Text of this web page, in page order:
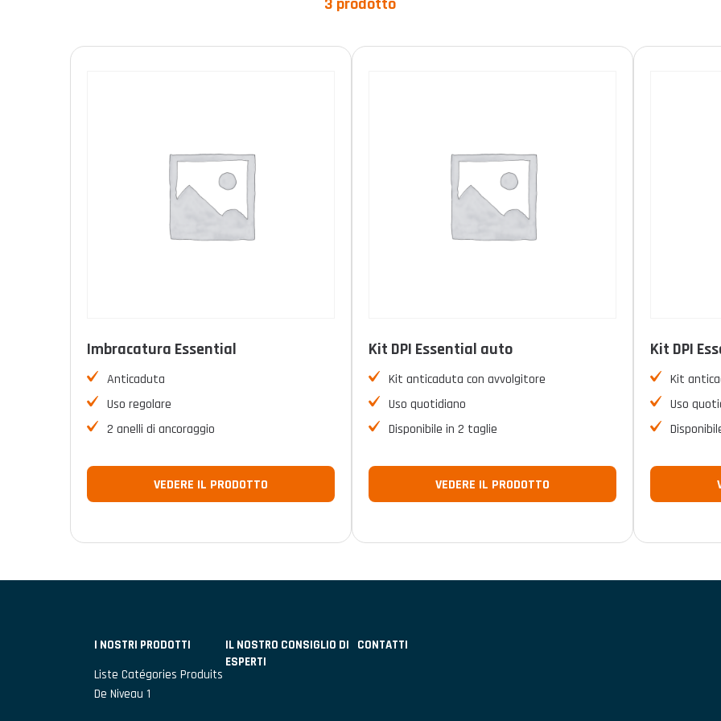
Prodotto Durée de vie
10 anni(0)
Imbracatura Essential
Anticaduta
Uso regolare
2 anelli di ancoraggio
VEDERE IL PRODOTTO
Kit DPI Essential auto
Kit anticaduta con avvolgitore
Uso quotidiano
Disponibile in 2 taglie
VEDERE IL PRODOTTO
Kit DPI
Kit
Uso
I NOSTRI PRODOTTI
Liste Catégories Produits
De Niveau 1
IL NOSTRO CONSIGLIO DI
ESPERTI
CONTATTI